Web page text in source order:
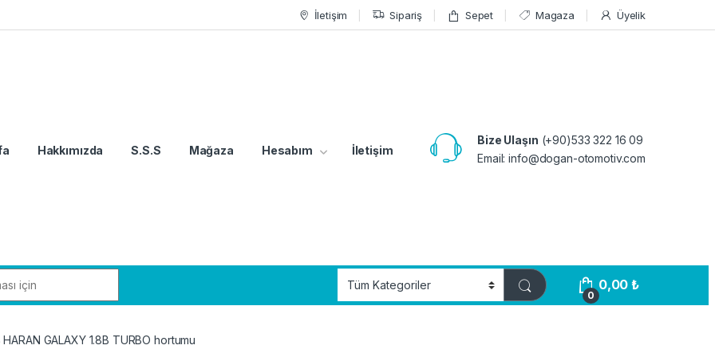
İletişim Sipariş Sepet Magaza Üyelik
Hakkımızda S.S.S Mağaza Hesabım İletişim
Bize Ulaşın (+90)533 322 16 09
Email:info@dogan-otomotiv.com
0
0,00₺
GALAXY 1.8B TURBO hortumu